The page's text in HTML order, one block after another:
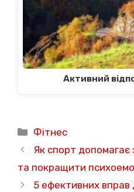
Активний
Категорії
Фітнес
Як спорт допомагає
та покращити
5 ефективних